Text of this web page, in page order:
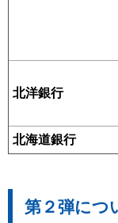
北洋銀行
北海道銀行
第２弾につ